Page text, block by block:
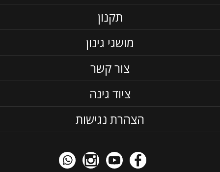
תקנון
מושגי גינון
צור קשר
ציוד גינה
הצהרת נגישות